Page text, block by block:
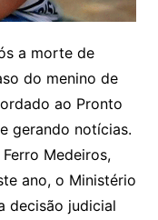
a morte de
do menino de
ao Pronto
gerando notícias.
Medeiros,
ano, o Ministério
decisão judicial